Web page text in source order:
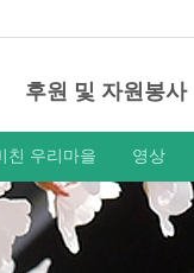
후원 및 자원봉사
친 우리마을 영상